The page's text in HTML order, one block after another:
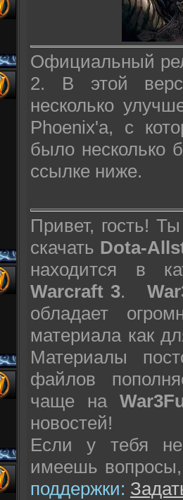
Официальный
2. В этой
несколько
Phoenix'a, с
было несколько
ссылке ниже.
Привет, гость!
скачать Dota-
находится в
Warcraft 3.
обладает
материала как
Материалы
файлов
чаще на
новостей!
Если у тебя
имеешь
поддержки: